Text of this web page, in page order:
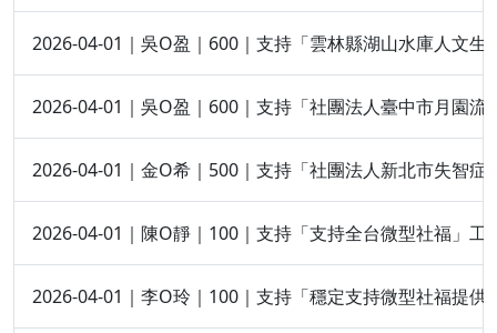
2026-04-01｜吳O盈｜600｜支持「雲林縣湖山水庫人文生
2026-04-01｜吳O盈｜600｜支持「社團法人臺中市月園流
2026-04-01｜金O希｜500｜支持「社團法人新北市失智症
2026-04-01｜陳O靜｜100｜支持「支持全台微型社福」工
2026-04-01｜李O玲｜100｜支持「穩定支持微型社福提供